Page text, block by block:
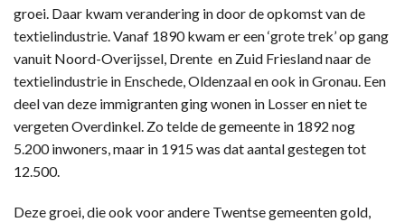
groei. Daar kwam verandering in door de opkomst van de
textielindustrie. Vanaf 1890 kwam er een ‘grote trek’ op gang
vanuit Noord-Overijssel, Drente en Zuid Friesland naar de
textielindustrie in Enschede, Oldenzaal en ook in Gronau. Een
deel van deze immigranten ging wonen in Losser en niet te
vergeten Overdinkel. Zo telde de gemeente in 1892 nog
5.200 inwoners, maar in 1915 was dat aantal gestegen tot
12.500.
Deze groei, die ook voor andere Twentse gemeenten gold,